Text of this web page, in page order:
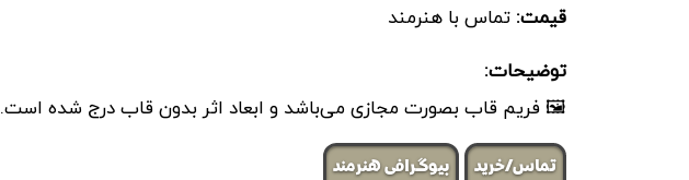
قیمت: تماس با هنرمند
توضیحات:
🖼 فریم قاب بصورت مجازی می‌باشد و ابعاد اثر بدون قاب درج شده است.
تماس/خرید بیوگرافی هنرمند